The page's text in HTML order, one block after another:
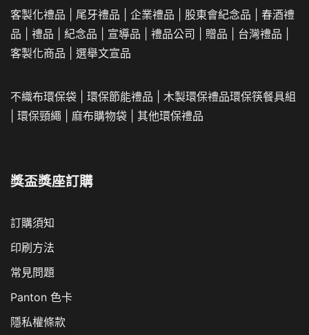
客製化禮品 尾牙禮品 企業禮品 股東會紀念品
春酒禮
品
禮品 紀念品 宣導品 禮品公司 贈品 台灣禮品
客製化商品
選舉文宣品
不織布環保袋 環保節能禮品 木製環保禮品環保筷餐具組
環保頸繩 麻布購物袋 其他環保禮品
獎盃獎座訂購
訂購須知
印刷方法
常見問題
Panton 色卡
隱私權條款